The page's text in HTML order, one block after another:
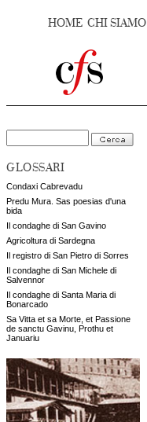
HOME CHI SIAMO
GLOSSARI
Condaxi Cabrevadu
Predu Mura. Sas poesias d'una
bida
Il condaghe di San Gavino
Agricoltura di Sardegna
Il registro di San Pietro di Sorres
Il condaghe di San Michele di
Salvennor
Il condaghe di Santa Maria di
Bonarcado
Sa Vitta et sa Morte, et Passione
de sanctu Gavinu, Prothu et
Januariu